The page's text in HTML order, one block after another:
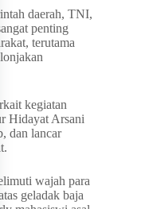
daerah, TNI,
penting
terutama
kegiatan
Hidayat Arsani
dan lancar
wajah para
geladak baja